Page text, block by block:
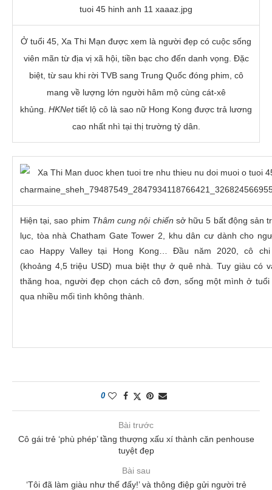
Ở tuổi 45, Xa Thi Mạn được xem là người đẹp có cuộc sống
viên mãn từ địa vị xã hội, tiền bạc cho đến danh vọng. Đặc
biệt, từ sau khi rời TVB sang Trung Quốc đóng phim, cô
mang về lượng lớn người hâm mộ cùng cát-xê
khủng. HKNettiết lộ cô là sao nữ Hong Kong được trả lương
cao nhất nhì tại thị trường tỷ dân.
Hiện tại, sao phim Thâm cung nội chiến sở hữu 5 bất động sản
lục, tòa nhà Chatham Gate Tower 2, khu dân cư dành cho
cao Happy Valley tại Hong Kong… Đầu năm 2020, cô
(khoảng 4,5 triệu USD) mua biệt thự ở quê nhà. Tuy giàu có
thăng hoa, người đẹp chọn cách cô đơn, sống một mình ở
qua nhiều mối tình không thành.
0
Bài trước
Cô gái trẻ ‘phù phép’ tầng thượng xấu xí thành căn penhouse
tuyệt đẹp
Bài sau
‘Tôi đã làm giàu như thế đấy!’ và thông điệp gửi người trẻ